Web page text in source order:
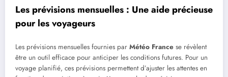
Les prévisions mensuelles : Une aide précieuse
pour les voyageurs
Les prévisions mensuelles fournies par Météo France se révèlent
être un outil efficace pour anticiper les conditions futures. Pour un
voyage planifié, ces prévisions permettent d’ajuster les attentes en